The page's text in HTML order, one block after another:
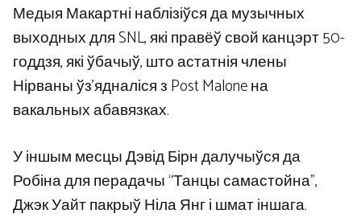
Медыя Макартні наблізіўся да музычных
выходных для SNL, які правёў свой канцэрт 50-
годдзя, які ўбачыў, што астатнія члены
Нірваны ўз’ядналіся з Post Malone на
вакальных абавязках.
У іншым месцы Дэвід Бірн далучыўся да
Робіна для перадачы “Танцы самастойна”,
Джэк Уайт пакрыў Ніла Янг і шмат іншага.